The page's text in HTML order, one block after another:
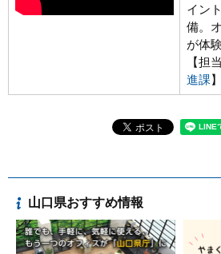
イン
備。
が体
【担
進課】
山口県おすすめ情報